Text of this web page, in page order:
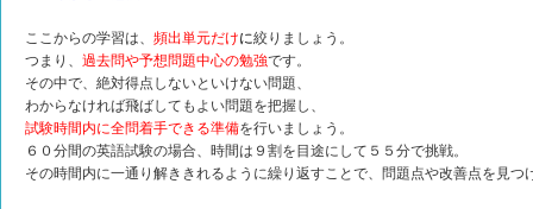
ここからの学習は、 頻出単元だけに絞りましょう。
つまり、 過去問や予想問題中心の勉強です。
その中で、絶対得点しないといけない問題、
わからなければ飛ばしてもよい問題を把握し、
試験時間内に全問着手できる準備を行いましょう。
６０分間の英語試験の場合、時間は９割を目途にして５５分で挑戦。
その時間内に一通り解ききれるように繰り返すことで、問題点や改善点を見つ